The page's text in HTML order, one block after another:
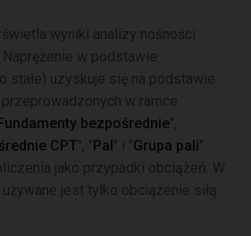
wyniki analizy nośności
Naprężenie w podstawie
stałe) uzyskuje się na podstawie
w ramce
bezpośrednie",
CPT", "Pal" i "Grupa pali"
jako przypadki obciążeń. W
używane jest tylko obciążenie siłą